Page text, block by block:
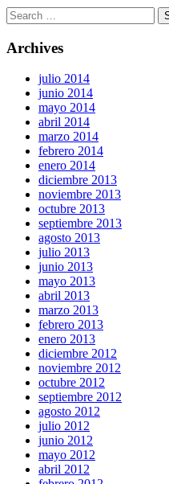
Archives
julio 2014
junio 2014
mayo 2014
abril 2014
marzo 2014
febrero 2014
enero 2014
diciembre 2013
noviembre 2013
octubre 2013
septiembre 2013
agosto 2013
julio 2013
junio 2013
mayo 2013
abril 2013
marzo 2013
febrero 2013
enero 2013
diciembre 2012
noviembre 2012
octubre 2012
septiembre 2012
agosto 2012
julio 2012
junio 2012
mayo 2012
abril 2012